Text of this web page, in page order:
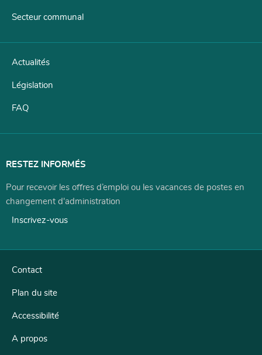
Secteur communal
Actualités
Législation
FAQ
RESTEZ INFORMÉS
Pour recevoir les offres d’emploi ou les vacances de postes en
changement d'administration
Inscrivez-vous
Contact
Plan du site
Accessibilité
A propos